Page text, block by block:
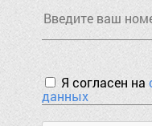
Я согласен на
данных